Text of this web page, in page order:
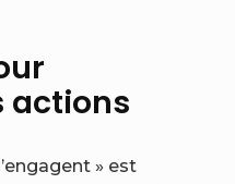
actions
» est